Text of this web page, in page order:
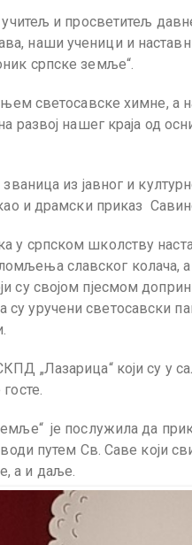
и просветитељ
наши ученици и
српске земље“.
светосавске химне, а
развој нашег краја од
из јавног и
и драмски приказ
у српском школству
славског колача,
својом пјесмом
уручени светосавски
„Лазарица“ који су у
је послужила да
путем Св. Саве који
а и даље.